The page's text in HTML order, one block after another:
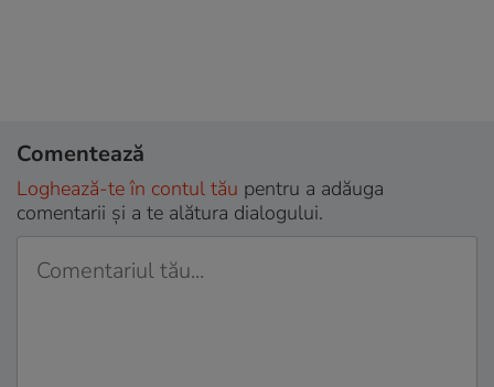
Comentează
Loghează-te în contul tău pentru a adăuga
comentarii și a te alătura dialogului.